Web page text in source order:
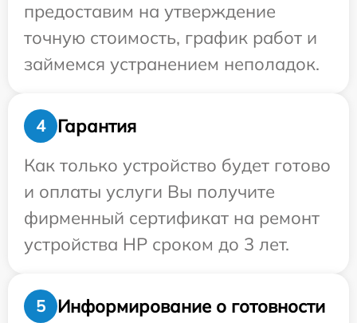
предоставим на утверждение
точную стоимость, график работ и
займемся устранением неполадок.
4
Гарантия
Как только устройство будет готово
и оплаты услуги Вы получите
фирменный сертификат на ремонт
устройства HP сроком до 3 лет.
5
Информирование о готовности